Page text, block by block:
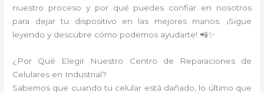
nuestro proceso y por qué puedes confiar en nosotros
para dejar tu dispositivo en las mejores manos. ¡Sigue
leyendo y descubre cómo podemos ayudarte! 📲✨
¿Por Qué Elegir Nuestro Centro de Reparaciones de
Celulares en Industrial?
Sabemos que cuando tu celular está dañado, lo último que